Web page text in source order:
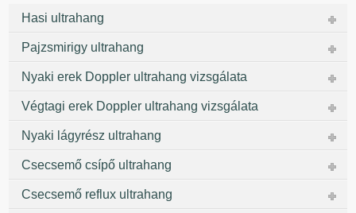
Hasi ultrahang
Pajzsmirigy ultrahang
Nyaki erek Doppler ultrahang vizsgálata
Végtagi erek Doppler ultrahang vizsgálata
Nyaki lágyrész ultrahang
Csecsemő csípő ultrahang
Csecsemő reflux ultrahang